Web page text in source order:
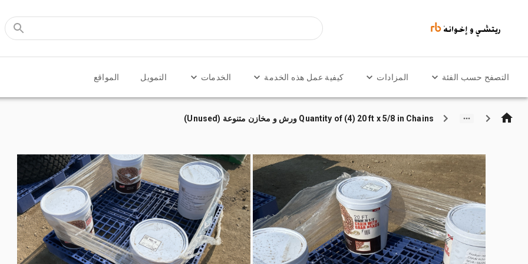
التصفح حسب الفئة المزادات كيفية عمل هذه الخدمة الخدمات التمويل المواقع
Quantity of (4) 20 ft x 5/8 in Chains ورش و مخازن متنوعة (Unused)